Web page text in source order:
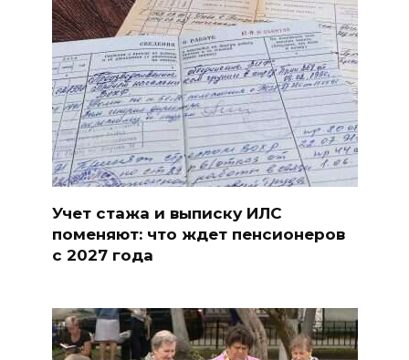
Учет стажа и выписку ИЛС
поменяют: что ждет пенсионеров
с 2027 года